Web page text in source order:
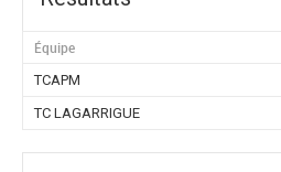
Équipe
TCAPM
TC LAGARRIGUE